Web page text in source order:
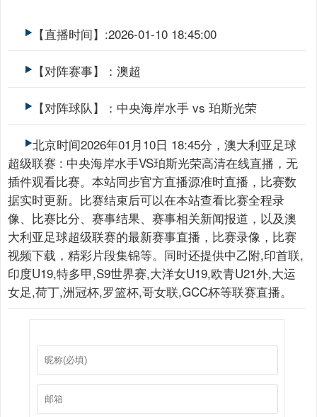
【直播时间】:2026-01-10 18:45:00
【对阵赛事】：澳超
【对阵球队】：中央海岸水手 vs 珀斯光荣
北京时间2026年01月10日 18:45分，澳大利亚足球
超级联赛 : 中央海岸水手VS珀斯光荣高清在线直播，无
插件观看比赛。本站同步官方直播源准时直播，比赛数
据实时更新。比赛结束后可以在本站查看比赛全程录
像、比赛比分、赛事结果、赛事相关新闻报道，以及澳
大利亚足球超级联赛的最新赛事直播，比赛录像，比赛
视频下载，精彩片段集锦等。同时还提供中乙附,印首联,
印度U19,特多甲,S9世界赛,大洋女U19,欧青U21外,大运
女足,荷丁,洲冠杯,罗篮杯,哥女联,GCC杯等联赛直播。